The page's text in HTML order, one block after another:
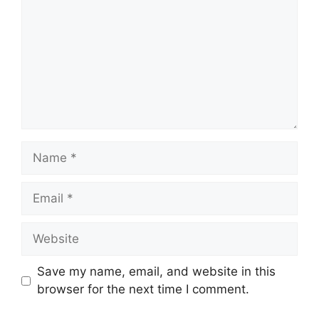
Name
Email
Website
Save my name, email, and website in this
browser for the next time I comment.